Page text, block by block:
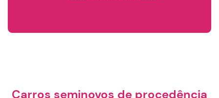
AUDI
CHEVROLET
Carros seminovos de procedência